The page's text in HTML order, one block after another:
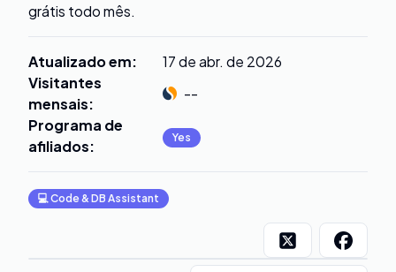
grátis todo mês.
Atualizado em:
17 de abr. de 2026
Visitantes
mensais:
--
Programa de
afiliados: Yes
💻Code & DB Assistant